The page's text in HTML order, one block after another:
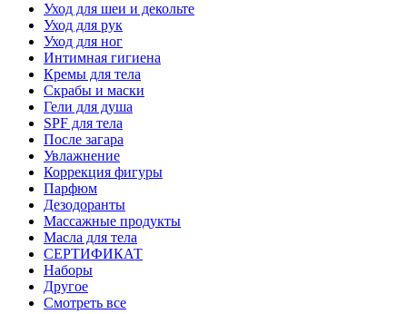
Уход для шеи и декольте
Уход для рук
Уход для ног
Интимная гигиена
Кремы для тела
Скрабы и маски
Гели для душа
SPF для тела
После загара
Увлажнение
Коррекция фигуры
Парфюм
Дезодоранты
Массажные продукты
Масла для тела
СЕРТИФИКАТ
Наборы
Другое
Смотреть все